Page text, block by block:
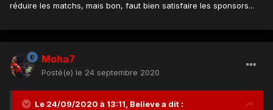
réduire les matchs, mais bon, faut bien satisfaire les sponsors...
Moha7
Posté(e) le 24 septembre 2020
Le 24/09/2020 à 13:11, Believea dit :